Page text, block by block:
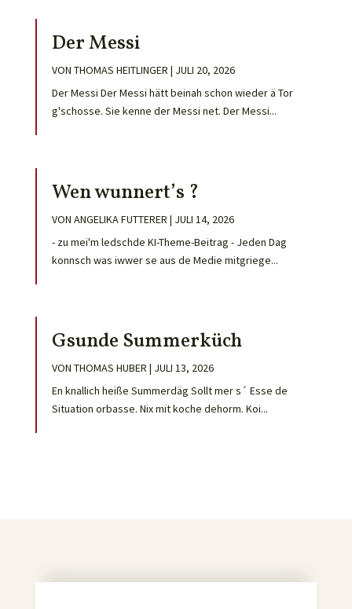
Der Messi
VON THOMAS HEITLINGER | JULI 20, 2026
Der Messi Der Messi hätt beinah schon wieder ä Tor
g'schosse. Sie kenne der Messi net. Der Messi...
Wen wunnert’s ?
VON ANGELIKA FUTTERER | JULI 14, 2026
- zu mei'm ledschde KI-Theme-Beitrag - Jeden Dag
konnsch was iwwer se aus de Medie mitgriege...
Gsunde Summerküch
VON THOMAS HUBER | JULI 13, 2026
En knallich heiße Summerdäg Sollt mer s´ Esse de
Situation orbasse. Nix mit koche dehorm. Koi...